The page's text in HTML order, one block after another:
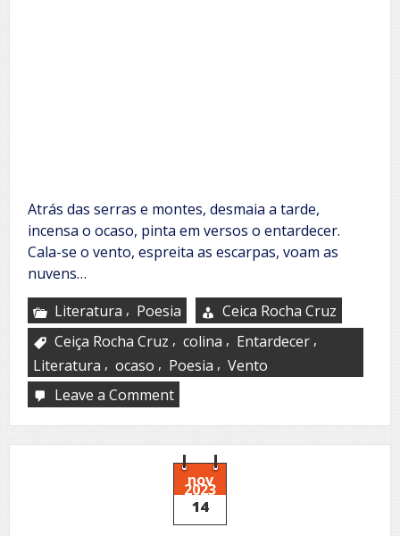
Atrás das serras e montes, desmaia a tarde,
incensa o ocaso, pinta em versos o entardecer.
Cala-se o vento, espreita as escarpas, voam as
nuvens…
Literatura , Poesia
Ceica Rocha Cruz
Ceiça Rocha Cruz , colina , Entardecer ,
Literatura , ocaso , Poesia , Vento
Leave a Commenton
colina
nov
2023
14